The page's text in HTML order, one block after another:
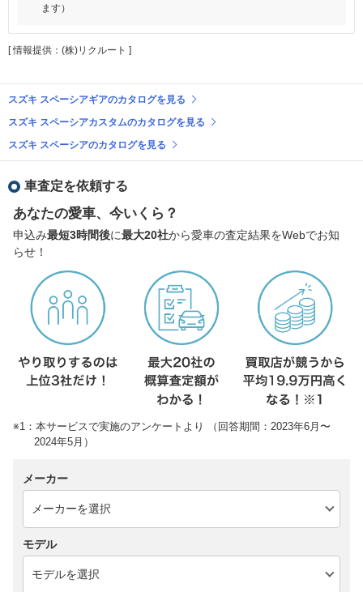
ます）
[ 情報提供：(株)リクルート ]
スズキ スペーシアギアのカタログを見る
スズキ スペーシアカスタムのカタログを見る
スズキ スペーシアのカタログを見る
車査定を依頼する
あなたの愛車、今いくら？
申込み最短3時間後に最大20社から愛車の査定結果をWebでお知
らせ！
※1：本サービスで実施のアンケートより （回答期間：2023年6月〜
2024年5月）
メーカー
モデル